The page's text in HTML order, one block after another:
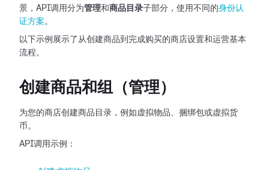
景，API调用分为管理和 商品目录子部分，使用不同的身份认
证方案。
以下示例展示了从创建商品到完成购买的商店设置和运营基本
流程。
创建商品和组（管理）
为您的商店创建商品目录，例如虚拟物品、捆绑包或虚拟货
币。
API调用示例：